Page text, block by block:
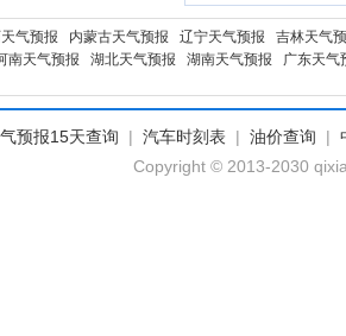
气预报 内蒙古天气预报 辽宁天气预报
吉林天气
南天气预报 湖北天气预报 湖南天气预报 广东天气
预报15天查询 | 汽车时刻表 | 油价查询 |
Copyright © 2013-2030